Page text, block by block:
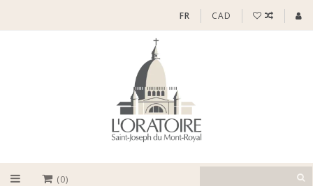
FR CAD
(0)